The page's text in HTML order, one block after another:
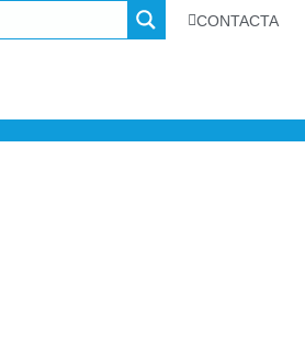
CONTACTA